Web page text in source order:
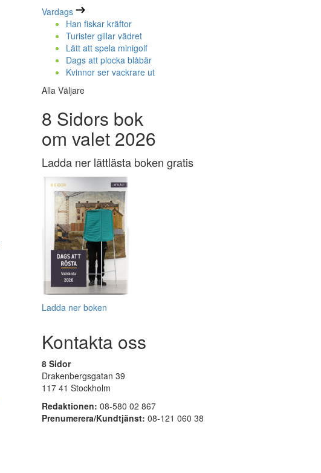
Vardags
Han fiskar kräftor
Turister gillar vädret
Lätt att spela minigolf
Dags att plocka blåbär
Kvinnor ser vackrare ut
Alla Väljare
8 Sidors bok
om valet 2026
Ladda ner lättlästa boken gratis
Ladda ner boken
Kontakta oss
8 Sidor
Drakenbergsgatan 39
117 41 Stockholm
Redaktionen: 08-580 02 867
Prenumerera/Kundtjänst: 08-121 060 38